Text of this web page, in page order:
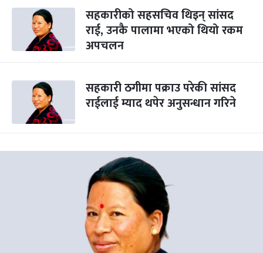
सहकारीको सहसचिव थिइन् सांसद
राई, उनकै पालामा भएको थियो रकम
अपचलन
सहकारी ठगीमा पक्राउ परेकी सांसद
राईलाई म्याद थपेर अनुसन्धान गरिने